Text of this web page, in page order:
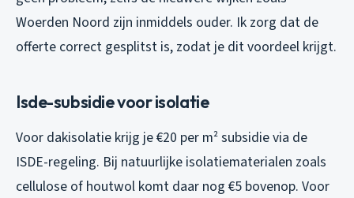
Woerden Noord zijn inmiddels ouder. Ik zorg dat de
offerte correct gesplitst is, zodat je dit voordeel krijgt.
Isde-subsidie voor isolatie
Voor dakisolatie krijg je €20 per m² subsidie via de
ISDE-regeling. Bij natuurlijke isolatiematerialen zoals
cellulose of houtwol komt daar nog €5 bovenop. Voor